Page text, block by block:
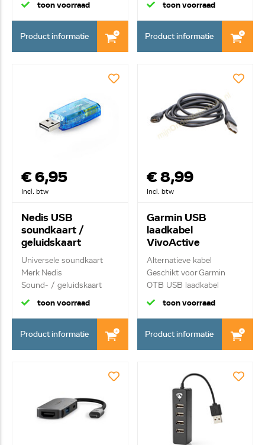
toon voorraad
Product informatie
toon voorraad
Product informatie
€ 6,95
Incl. btw
Nedis USB
soundkaart /
geluidskaart
USCR10051BU
Universele soundkaart
Merk Nedis
Sound- / geluidskaart
USB
toon voorraad
Product informatie
€ 8,99
Incl. btw
Garmin USB
laadkabel
VivoActive
Alternatieve kabel
Geschikt voor Garmin
OTB USB laadkabel
toon voorraad
Product informatie